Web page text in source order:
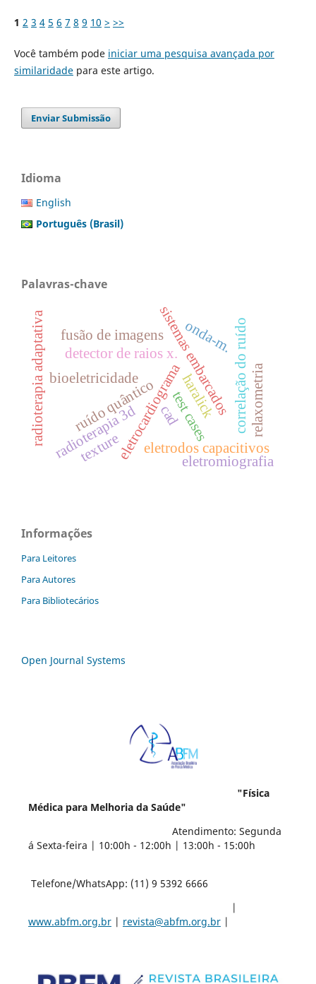
1 2 3 4 5 6 7 8 9 10 > >>
Você também pode iniciar uma pesquisa avançada por
similaridadepara este artigo.
Enviar Submissão
Idioma
English
Português (Brasil)
Palavras-chave
detector de raios x.
bioeletricidade
sistemas embarcados
eletrocardiograma
eletrodos capacitivos
ruído quântico correlação do ruído
eletromiografia
fusão de imagens
radioterapia adaptativa test cases
radioterapia 3d
onda-m.
cadharalick
texture
relaxometria
Informações
Para Leitores
Para Autores
Para Bibliotecários
Open Journal Systems
"Física
Médica para Melhoria da Saúde"
Atendimento: Segunda
á Sexta-feira | 10:00h - 12:00h | 13:00h - 15:00h
Telefone/WhatsApp: (11) 9 5392 6666
|
www.abfm.org.br| revista@abfm.org.br|